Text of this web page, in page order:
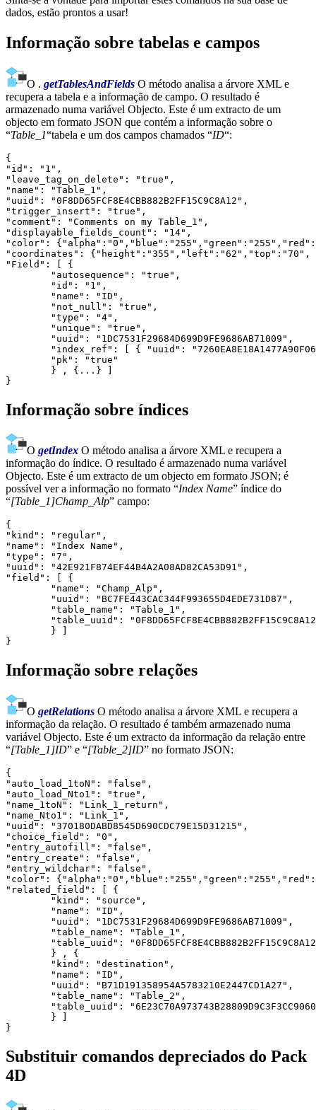
dados, estão prontos a usar!
Informação sobre tabelas e campos
O . getTablesAndFields O método analisa a árvore XML e
recupera a tabela e a informação de campo. O resultado é
armazenado numa variável Objecto. Este é um extracto de um
objecto em formato JSON que contém a informação sobre o
“Table_1“tabela e um dos campos chamados “ID“:
{
"id": "1",
"leave_tag_on_delete": "true",
"name": "Table_1",
"uuid": "0F8DD65FCF8E4CBB882B2FF15C9C8A12",
"trigger_insert": "true",
"comment": "Comments on my Table_1",
"displayable_fields_count": "14",
"color":
"coordinates": {"height":"355","left":"62","top":"70",
"Field": [ {
Informação sobre índices
O getIndex O método analisa a árvore XML e recupera a
informação do índice. O resultado é armazenado numa variável
Objecto. Este é um extracto de um objecto em formato JSON; é
possível ver a informação no formato “Index Name” índice do
“[Table_1]Champ_Alp” campo:
{
"kind": "regular",
"name": "Index Name",
"type": "7",
"uuid": "42E921F874EF44B4A2A08AD82CA53D91",
"field": [ {
}
Informação sobre relações
O getRelations O método analisa a árvore XML e recupera a
informação da relação. O resultado é também armazenado numa
variável Objecto. Este é um extracto da informação da relação entre
“[Table_1]ID” e “[Table_2]ID” no formato JSON:
{
"auto_load_1toN": "false",
"auto_load_Nto1": "true",
"name_1toN": "Link_1_return",
"name_Nto1": "Link_1",
"uuid": "370180DABD8545D690CDC79E15D31215",
"choice_field": "0",
"entry_autofill": "false",
"entry_create": "false",
"entry_wildchar": "false",
"color":
"related_field": [ {
Substituir comandos depreciados do Pack
4D